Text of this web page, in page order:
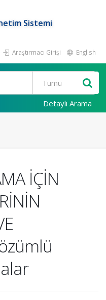
Sistemi
Araştırmacı Girişi English
Detaylı Arama
İÇİN